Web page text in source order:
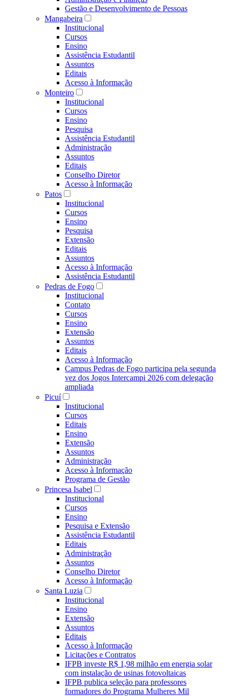
Gestão e Desenvolvimento de Pessoas
Mangabeira
Institucional
Cursos
Ensino
Assistência Estudantil
Assuntos
Editais
Acesso à Informação
Monteiro
Institucional
Cursos
Ensino
Pesquisa
Assistência Estudantil
Administração
Assuntos
Editais
Conselho Diretor
Acesso à Informação
Patos
Institucional
Cursos
Ensino
Pesquisa
Extensão
Editais
Assuntos
Acesso à Informação
Assistência Estudantil
Pedras de Fogo
Institucional
Contato
Cursos
Ensino
Extensão
Assuntos
Editais
Acesso à Informação
Campus Pedras de Fogo participa pela segunda
vez dos Jogos Intercampi 2026 com delegação
ampliada
Picuí
Institucional
Cursos
Editais
Ensino
Extensão
Assuntos
Administração
Acesso à Informação
Programa de Gestão
Princesa Isabel
Institucional
Cursos
Ensino
Pesquisa e Extensão
Assistência Estudantil
Editais
Administração
Assuntos
Conselho Diretor
Acesso à Informação
Santa Luzia
Institucional
Ensino
Extensão
Assuntos
Editais
Acesso à Informação
Licitações e Contratos
IFPB investe R$ 1,98 milhão em energia solar
com instalação de usinas fotovoltaicas
IFPB publica seleção para professores
formadores do Programa Mulheres Mil